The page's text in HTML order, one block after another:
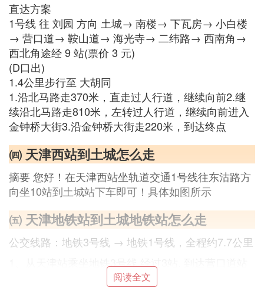
直达方案
1号线 往 刘园 方向 土城→ 南楼→ 下瓦房→ 小白楼
→ 营口道→ 鞍山道→ 海光寺→ 二纬路→ 西南角→
西北角途经 9 站(票价 3 元)
(D口出)
1.4公里步行至 大胡同
1.沿北马路走370米，直走过人行道，继续向前2.继
续沿北马路走810米，左转过人行道，继续向前进入
金钟桥大街3.沿金钟桥大街走220米，到达终点
㈣ 天津西站到土城怎么走
摘要 您好！在天津西站坐轨道交通1号线往东沽路方
向坐10站到土城站下车即可！具体如图所示
㈤ 天津地铁站到土城地铁站怎么走
公交线路：地铁3号线 → 地铁1号线，全程约7.7公里
2、乘坐地铁1号线,经过4站, 到达土城站
阅读全文